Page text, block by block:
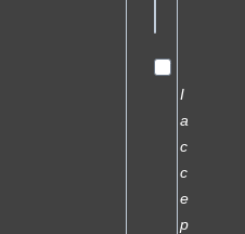
I
a
c
c
e
p